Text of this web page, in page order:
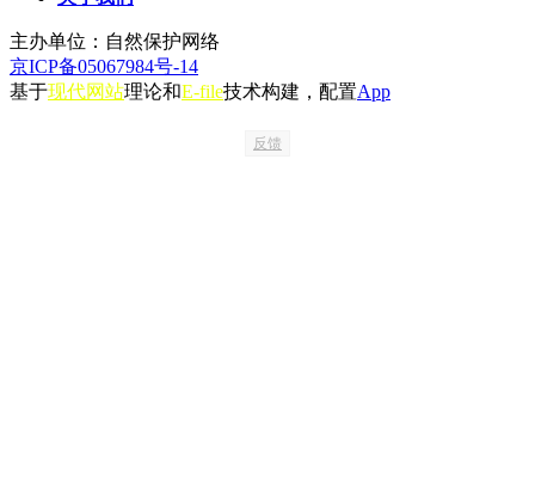
主办单位：自然保护网络
京ICP备05067984号-14
基于现代网站理论和E-file技术构建，配置App
反馈